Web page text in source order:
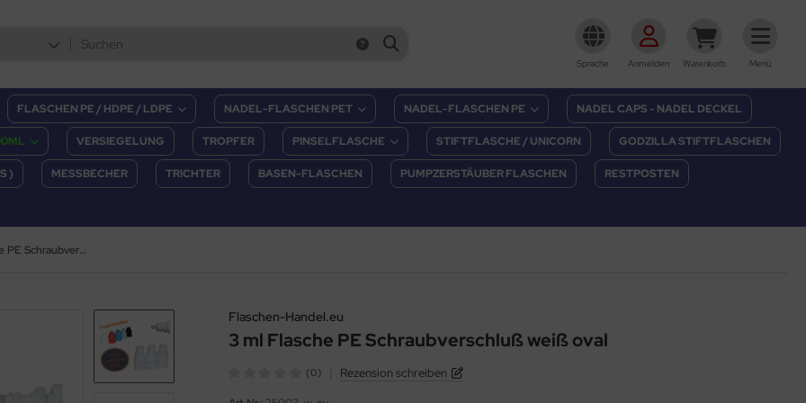
Sprache Anmelden Warenkorb Menü
FLASCHEN PE / HDPE / LDPE NADEL-FLASCHEN PET NADEL-FLASCHEN PE NADEL CAPS - NADEL DECKEL
VERSIEGELUNG TROPFER PINSELFLASCHE STIFTFLASCHE / UNICORN GODZILLA STIFTFLASCHEN
) MESSBECHER TRICHTER BASEN-FLASCHEN PUMPZERSTÄUBER FLASCHEN RESTPOSTEN
3 ml Flasche PE Schraubverschluß weiß oval
Flaschen-Handel.eu
3 ml Flasche PE Schraubverschluß weiß oval
(0) Rezension schreiben